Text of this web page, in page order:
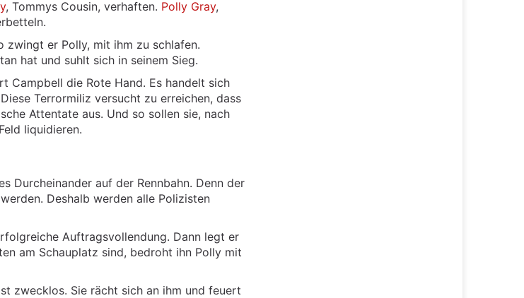
, Tommys Cousin, verhaften. Polly Gray,
zwingt er Polly, mit ihm zu schlafen.
hat und suhlt sich in seinem Sieg.
Campbell die Rote Hand. Es handelt sich
Terrormiliz versucht zu erreichen, dass
Attentate aus. Und so sollen sie, nach
liquidieren.
Durcheinander auf der Rennbahn. Denn der
Deshalb werden alle Polizisten
Auftragsvollendung. Dann legt er
am Schauplatz sind, bedroht ihn Polly mit
zwecklos. Sie rächt sich an ihm und feuert